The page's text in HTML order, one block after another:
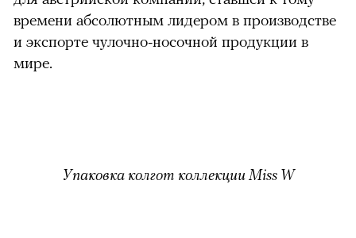
времени абсолютным лидером в производстве
и экспорте чулочно-носочной продукции в
мире.
Упаковка колгот коллекции Miss W